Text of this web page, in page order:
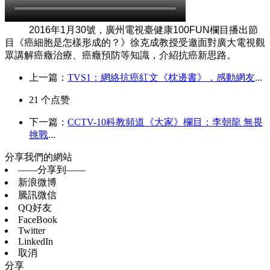
2016年1 月 30號，廣州電視臺健康100FUN欄目播出節
目《癌細胞是怎樣形成的？》徐克成教授受邀面對廣大電視觀
眾講解癌癥治療、癌癥預防等知識，介紹抗癌新思路。
上一篇： TVS1：網絡抗癌紅文《枕邊書》，感動網友...
21 个点赞
下一篇： CCTV-10科教頻道《大家》欄目：李朝龍 無畏
挑戰...
分享我們的網站
——分享到——
新浪微博
騰訊微信
QQ好友
FaceBook
Twitter
LinkedIn
取消
分享